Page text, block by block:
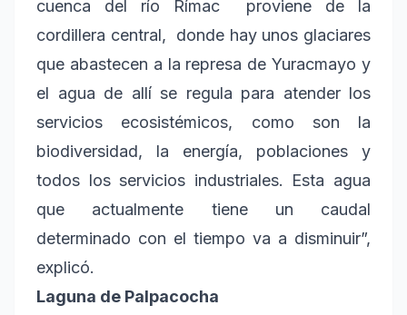
cuenca del río Rímac proviene de la
cordillera central, donde hay unos glaciares
que abastecen a la represa de Yuracmayo y
el agua de allí se regula para atender los
servicios ecosistémicos, como son la
biodiversidad, la energía, poblaciones y
todos los servicios industriales. Esta agua
que actualmente tiene un caudal
determinado con el tiempo va a disminuir”,
explicó.
Laguna de Palpacocha